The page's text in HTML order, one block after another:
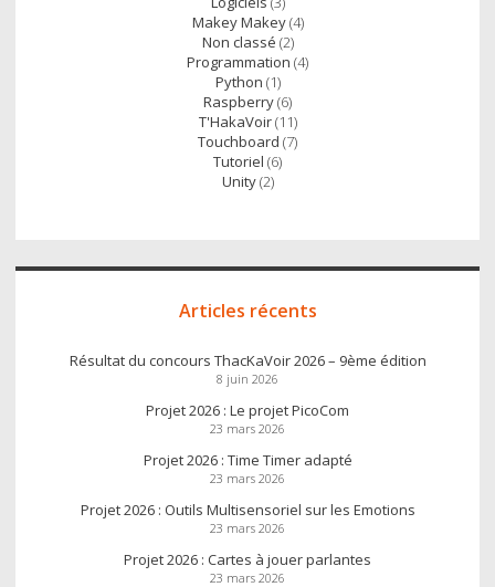
Makey Makey(4)
Non classé (2)
Programmation (4)
Python (1)
Raspberry(6)
T'HakaVoir(11)
Touchboard (7)
Tutoriel (6)
Unity(2)
Articles récents
Résultat du concours ThacKaVoir 2026 – 9ème édition
8 juin 2026
Projet 2026 : Le projet PicoCom
23 mars 2026
Projet 2026 : Time Timer adapté
23 mars 2026
Projet 2026 : Outils Multisensoriel sur les Emotions
23 mars 2026
Projet 2026 : Cartes à jouer parlantes
23 mars 2026